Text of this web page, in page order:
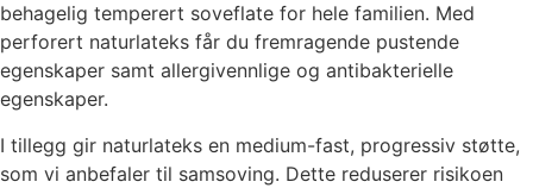
behagelig temperert soveflate for hele familien. Med
perforert naturlateks får du fremragende pustende
egenskaper samt allergivennlige og antibakterielle
egenskaper.
I tillegg gir naturlateks en medium-fast, progressiv støtte,
som vi anbefaler til samsoving. Dette reduserer risikoen